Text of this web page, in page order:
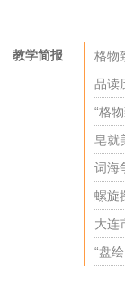
教学简报
格物
品读
“格
皂就
词海
螺旋
大连
“盘